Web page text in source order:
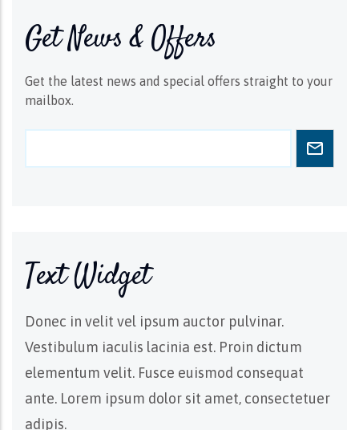
Get News & Offers
Get the latest news and special offers straight to your
mailbox.
Text Widget
Donec in velit vel ipsum auctor pulvinar.
Vestibulum iaculis lacinia est. Proin dictum
elementum velit. Fusce euismod consequat
ante. Lorem ipsum dolor sit amet, consectetuer
adipis.